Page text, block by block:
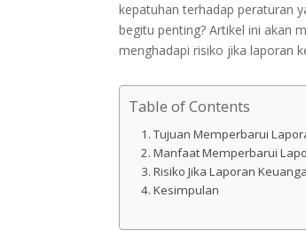
kepatuhan terhadap peraturan
begitu penting? Artikel ini akan
menghadapi risiko jika laporan
Table of Contents
Tujuan Memperbarui
Manfaat Memperbarui
Risiko Jika Laporan
Kesimpulan